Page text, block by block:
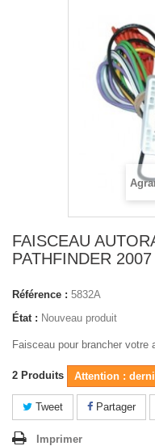
FAISCEAU
PATHFINDER
Référence : 5832A
État : Nouveau produit
Faisceau pour brancher votre
2 Produits Attention :
Tweet Partager
Imprimer